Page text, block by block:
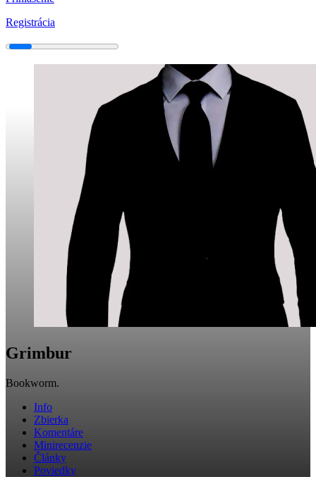
Registrácia
Grimbur
Bookworm.
Info
Zbierka
Komentáre
Minirecenzie
Články
Poviedky